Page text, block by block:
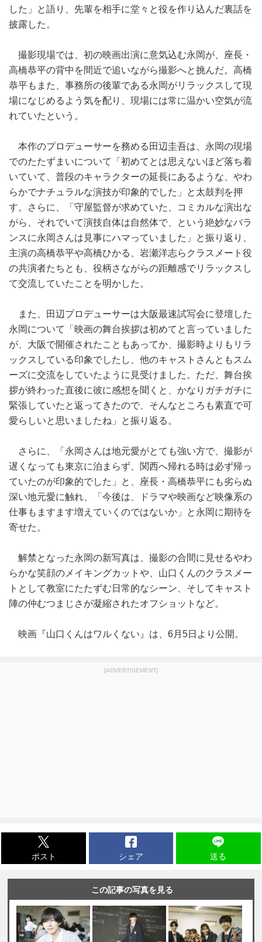
した」と語り、先輩を相手に堂々と役を作り込んだ裏話を
披露した。
撮影現場では、初の映画出演に意気込む永岡が、座長・
高橋恭平の背中を間近で追いながら撮影へと挑んだ。高橋
恭平もまた、事務所の後輩である永岡がリラックスして現
場になじめるよう気を配り、現場には常に温かい空気が流
れていたという。
本作のプロデューサーを務める田辺圭吾は、永岡の現場
でのたたずまいについて「初めてとは思えないほど落ち着
いていて、普段のキャラクターの延長にあるような、やわ
らかでナチュラルな演技が印象的でした」と太鼓判を押
す。さらに、「守屋監督が求めていた、コミカルな演出な
がら、それでいて演技自体は自然体で、という絶妙なバラ
ンスに永岡さんは見事にハマっていました」と振り返り、
主演の高橋恭平や高橋ひかる、岩瀬洋志らクラスメート役
の共演者たちとも、役柄さながらの距離感でリラックスし
て交流していたことを明かした。
また、田辺プロデューサーは大阪最速試写会に登壇した
永岡について「映画の舞台挨拶は初めてと言っていました
が、大阪で開催されたこともあってか、撮影時よりもリラ
ックスしている印象でしたし、他のキャストさんともスム
ーズに交流をしていたように見受けました。ただ、舞台挨
拶が終わった直後に彼に感想を聞くと、かなりガチガチに
緊張していたと返ってきたので、そんなところも素直で可
愛らしいと思いましたね」と振り返る。
さらに、「永岡さんは地元愛がとても強い方で、撮影が
遅くなっても東京に泊まらず、関西へ帰れる時は必ず帰っ
ていたのが印象的でした」と、座長・高橋恭平にも劣らぬ
深い地元愛に触れ、「今後は、ドラマや映画など映像系の
仕事もますます増えていくのではないか」と永岡に期待を
寄せた。
解禁となった永岡の新写真は、撮影の合間に見せるやわ
らかな笑顔のメイキングカットや、山口くんのクラスメー
トとして教室にたたずむ日常的なシーン、そしてキャスト
陣の仲むつまじさが凝縮されたオフショットなど。
映画『山口くんはワルくない』は、6月5日より公開。
[ADVERTISEMENT]
ポスト シェア 送る
この記事の写真を見る